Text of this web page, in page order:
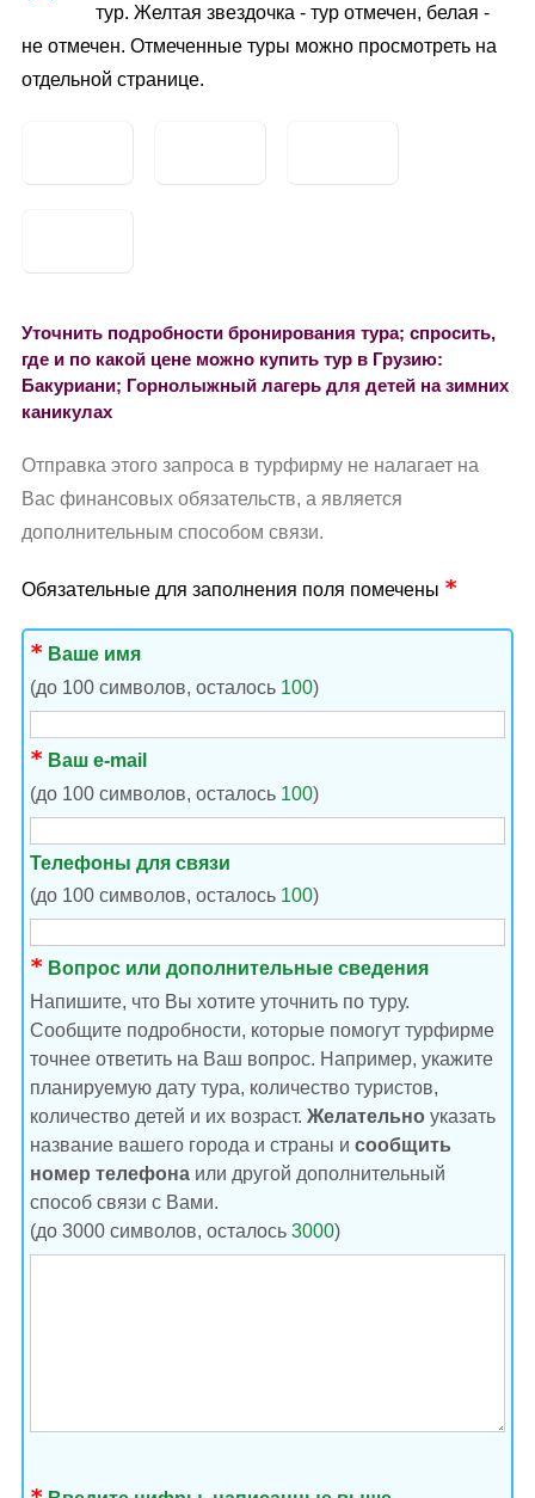
тур. Желтая звездочка - тур отмечен, белая -
не отмечен. Отмеченные туры можно просмотреть на
отдельной странице.
Уточнить подробности бронирования тура; спросить,
где и по какой цене можно купить тур в Грузию:
Бакуриани; Горнолыжный лагерь для детей на зимних
каникулах
Отправка этого запроса в турфирму не налагает на
Вас финансовых обязательств, а является
дополнительным способом связи.
Обязательные для заполнения поля помечены
Ваше имя
(до 100 символов, осталось 100)
Ваш e-mail
(до 100 символов, осталось 100)
Телефоны для связи
(до 100 символов, осталось 100)
Вопрос или дополнительные сведения
Напишите, что Вы хотите уточнить по туру.
Сообщите подробности, которые помогут турфирме
точнее ответить на Ваш вопрос. Например, укажите
планируемую дату тура, количество туристов,
количество детей и их возраст. Желательно указать
название вашего города и страны и сообщить
номер телефона или другой дополнительный
способ связи с Вами.
(до 3000 символов, осталось 3000)